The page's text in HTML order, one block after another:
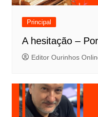
Principal
A hesitação –
Editor Ourinhos